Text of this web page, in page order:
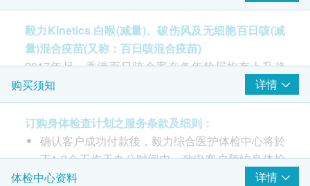
由注册医生/医护人员负责注射程序
毅力Kinetics 白喉(减量)、破伤风及无细胞百日咳(减
量)混合疫苗(又称：百日咳混合疫苗)
2017年起，香港百日咳个案在各年龄层均有上升趋
势，其中以初生婴儿个案最为严重。 卫生署于2020年
7月起，在母婴健康院为孕妇接种一针百日咳混合疫
苗(白喉(减量)、破伤风及无细胞百日咳(减量)混合疫
苗)，以减低初生婴儿感染风险。
购买须知 详情
订购身体检查计划之服务条款及细则：
确认客户成功付款後，毅力综合医护体检中心将於
下1-2个工作天办公时间内，致电客户预约身体检
查的时间和地点，并会通知客户验身注意事项。
体检中心资料
详情